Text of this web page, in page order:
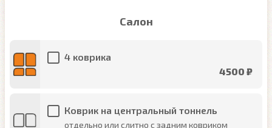
Салон
4 коврика
4500 ₽
Коврик на центральный тоннель
отдельно или слитно с задним ковриком